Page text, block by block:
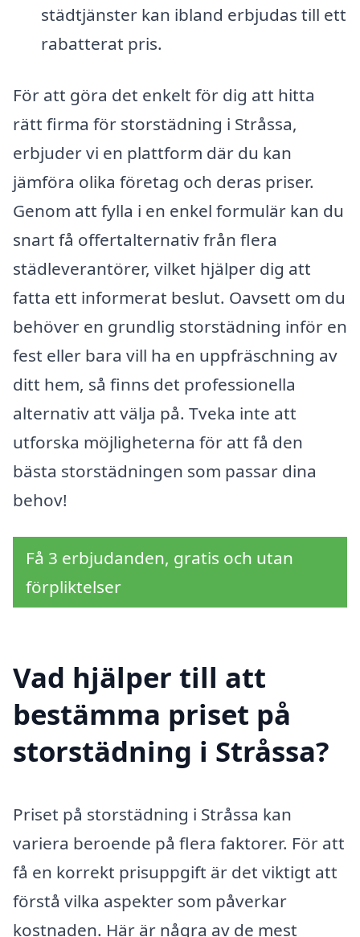
städtjänster kan ibland erbjudas till ett
rabatterat pris.
För att göra det enkelt för dig att hitta
rätt firma för storstädning i Stråssa,
erbjuder vi en plattform där du kan
jämföra olika företag och deras priser.
Genom att fylla i en enkel formulär kan du
snart få offertalternativ från flera
städleverantörer, vilket hjälper dig att
fatta ett informerat beslut. Oavsett om du
behöver en grundlig storstädning inför en
fest eller bara vill ha en uppfräschning av
ditt hem, så finns det professionella
alternativ att välja på. Tveka inte att
utforska möjligheterna för att få den
bästa storstädningen som passar dina
behov!
Få 3 erbjudanden, gratis och utan
förpliktelser
Vad hjälper till att
bestämma priset på
storstädning i Stråssa?
Priset på storstädning i Stråssa kan
variera beroende på flera faktorer. För att
få en korrekt prisuppgift är det viktigt att
förstå vilka aspekter som påverkar
kostnaden. Här är några av de mest